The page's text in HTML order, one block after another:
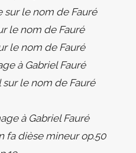
sur le nom de Fauré
le nom de Fauré
le nom de Fauré
à Gabriel Fauré
sur le nom de Fauré
à Gabriel Fauré
fa dièse mineur op.50